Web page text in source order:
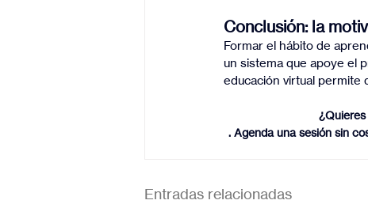
Conclusión: la
Formar el hábito de
un sistema que apoye el
educación virtual permite
. Agenda una sesión sin
Entradas relacionadas